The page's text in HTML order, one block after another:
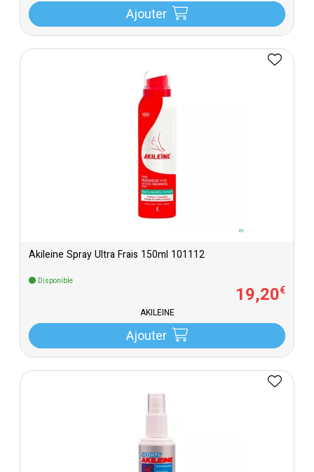
Ajouter
Akileine Spray Ultra Frais 150ml 101112
Disponible
19,20€
AKILEINE
Ajouter